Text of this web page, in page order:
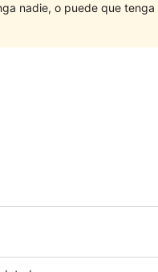
nadie, o puede que